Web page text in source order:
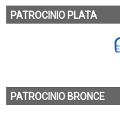
PATROCINIO PLATA
PATROCINIO BRONCE